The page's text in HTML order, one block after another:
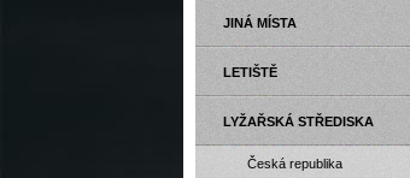
JINÁ MÍSTA
LETIŠTĚ
LYŽAŘSKÁ STŘEDISKA
Česká republika